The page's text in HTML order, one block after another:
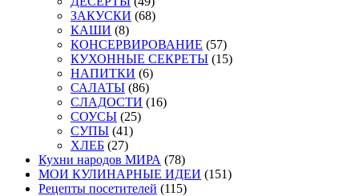
ЗАКУСКИ (68)
КАШИ (8)
КОНСЕРВИРОВАНИЕ (57)
КУХОННЫЕ СЕКРЕТЫ (15)
НАПИТКИ (6)
САЛАТЫ (86)
СЛАДОСТИ (16)
СОУСЫ (25)
СУПЫ (41)
ХЛЕБ (27)
Кухни народов МИРА (78)
МОИ КУЛИНАРНЫЕ ИДЕИ (151)
Рецепты посетителей (115)